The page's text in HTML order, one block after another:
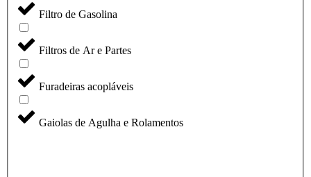
Filtro de Gasolina
Filtros de Ar e Partes
Furadeiras acopláveis
Gaiolas de Agulha e Rolamentos